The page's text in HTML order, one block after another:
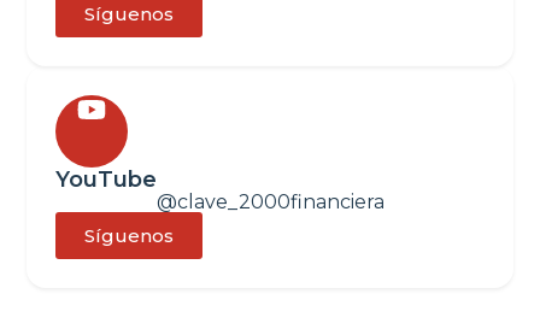
Síguenos
YouTube
@clave_2000financiera
Síguenos